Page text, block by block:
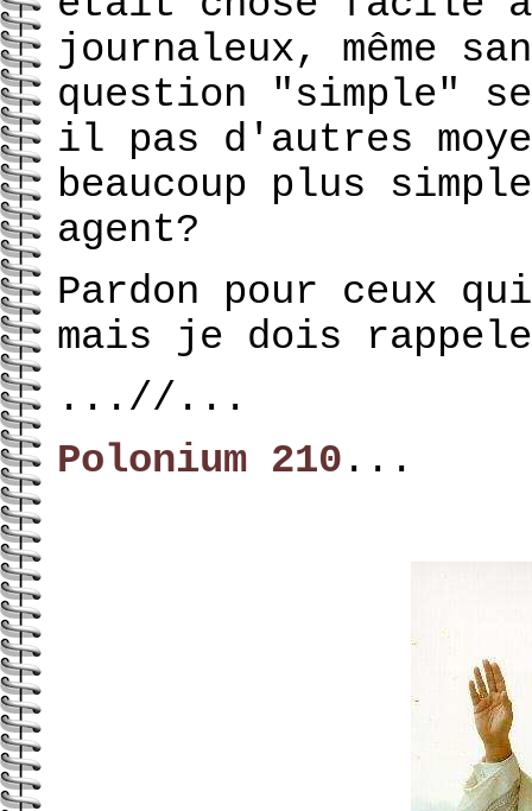
journaleux, même
question "simple"
il pas d'autres
beaucoup plus
agent?
Pardon pour ceux
mais je dois
...//...
Polonium 210 ...